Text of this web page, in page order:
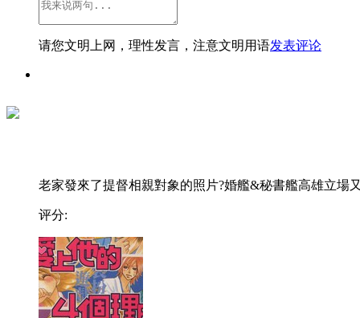
请您文明上网，理性发言，注意文明用语发表评论
老家發來了提督相親對象的照片?婚艦&秘書艦高雄立場
评分: